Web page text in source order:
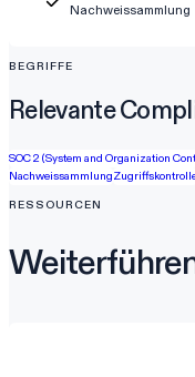
Nachweissammlung
BEGRIFFE
Relevante
SOC 2 (System and Organization
Nachweissammlung
RESSOURCEN